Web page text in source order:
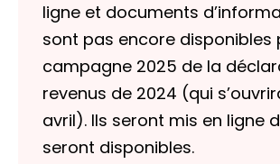
ligne et documents
sont pas encore disponibles
campagne 2025 de la
revenus de 2024 (qui
avril). Ils seront mis en ligne
seront disponibles.